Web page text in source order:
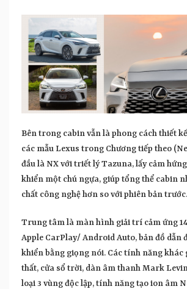
Bên trong cabin vẫn là phong cách thiết
các mẫu Lexus trong Chương tiếp theo
đầu là NX với triết lý Tazuna, lấy cảm
khiển một chú ngựa, giúp tổng thể cabin
chất công nghệ hơn so với phiên bản trước.
Trung tâm là màn hình giải trí cảm ứng
Apple CarPlay/ Android Auto, bản đồ dẫn
khiển bằng giọng nói. Các tính năng khác
thất, cửa sổ trời, dàn âm thanh Mark
loại 3 vùng độc lập, tính năng tạo ion âm